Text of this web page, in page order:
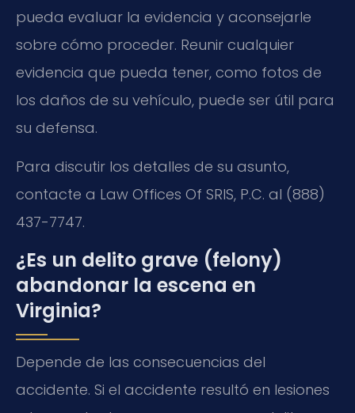
pueda evaluar la evidencia y aconsejarle
sobre cómo proceder. Reunir cualquier
evidencia que pueda tener, como fotos de
los daños de su vehículo, puede ser útil para
su defensa.
Para discutir los detalles de su asunto,
contacte a Law Offices Of SRIS, P.C. al (888)
437-7747.
¿Es un delito grave (felony)
abandonar la escena en
Virginia?
Depende de las consecuencias del
accidente. Si el accidente resultó en lesiones